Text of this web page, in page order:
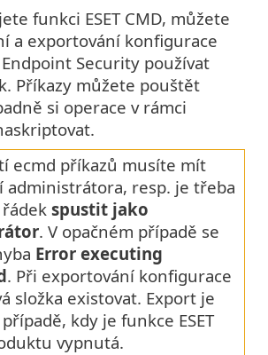
funkci ESET CMD, můžete
a exportování konfigurace
Endpoint Security používat
Příkazy můžete pouštět
si operace v rámci
ecmd příkazů musíte mít
administrátora, resp. je třeba
spustit jako
. V opačném případě se
Error executing
. Při exportování konfigurace
složka existovat. Export je
kdy je funkce ESET
vypnutá.